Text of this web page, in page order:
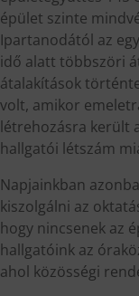
épület szinte
Ipartanodától az
idő alatt többszöri
átalakítások
volt, amikor
létrehozásra került
hallgatói létszám
Napjainkban
kiszolgálni az
hogy nincsenek az
hallgatóink az
ahol közösségi